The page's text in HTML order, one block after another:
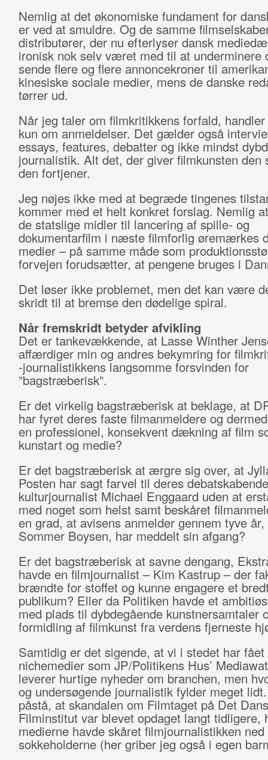
Nemlig at det økonomiske fundament for
er ved at smuldre. Og de samme
distributører, der nu efterlyser dansk
ironisk nok selv været med til at underminere
sende flere og flere annoncekroner til
kinesiske sociale medier, mens de danske
tørrer ud.
Når jeg taler om filmkritikkens forfald,
kun om anmeldelser. Det gælder også
essays, features, debatter og ikke mindst
journalistik. Alt det, der giver filmkunsten den
den fortjener.
Jeg nøjes ikke med at begræde tingenes
kommer med et helt konkret forslag. Nemlig
de statslige midler til lancering af spille- og
dokumentarfilm i næste filmforlig øremærkes
medier – på samme måde som
forvejen forudsætter, at pengene bruges i
Det løser ikke problemet, men det kan være
skridt til at bremse den dødelige spiral.
Når fremskridt betyder afvikling
Det er tankevækkende, at Lasse Winther
affærdiger min og andres bekymring for
-journalistikkens langsomme forsvinden for
”bagstræberisk”.
Er det virkelig bagstræberisk at beklage, at
har fyret deres faste filmanmeldere og
en professionel, konsekvent dækning af film
kunstart og medie?
Er det bagstræberisk at ærgre sig over, at
Posten har sagt farvel til deres debatskabende
kulturjournalist Michael Enggaard uden at
med noget som helst samt beskåret
en grad, at avisens anmelder gennem tyve
Sommer Boysen, har meddelt sin afgang?
Er det bagstræberisk at savne dengang,
havde en filmjournalist – Kim Kastrup – der
brændte for stoffet og kunne engagere et
publikum? Eller da Politiken havde et
med plads til dybdegående kunstnersamtaler
formidling af filmkunst fra verdens fjerneste
Samtidig er det sigende, at vi i stedet har fået
nichemedier som JP/Politikens Hus’
leverer hurtige nyheder om branchen, men
og undersøgende journalistik fylder meget
påstå, at skandalen om Filmtaget på Det
Filminstitut var blevet opdaget langt tidligere,
medierne havde skåret filmjournalistikken
sokkeholderne (her griber jeg også i egen